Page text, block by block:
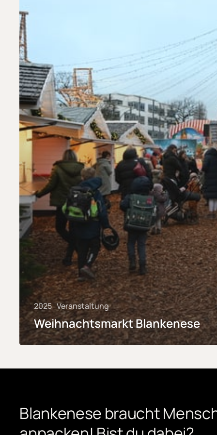
2025 Veranstaltung
Weihnachtsmarkt Blankenese
Blankenese braucht